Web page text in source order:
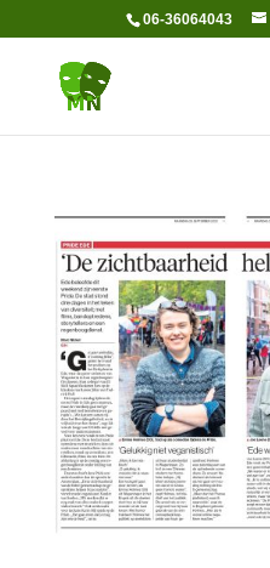
06-36064043